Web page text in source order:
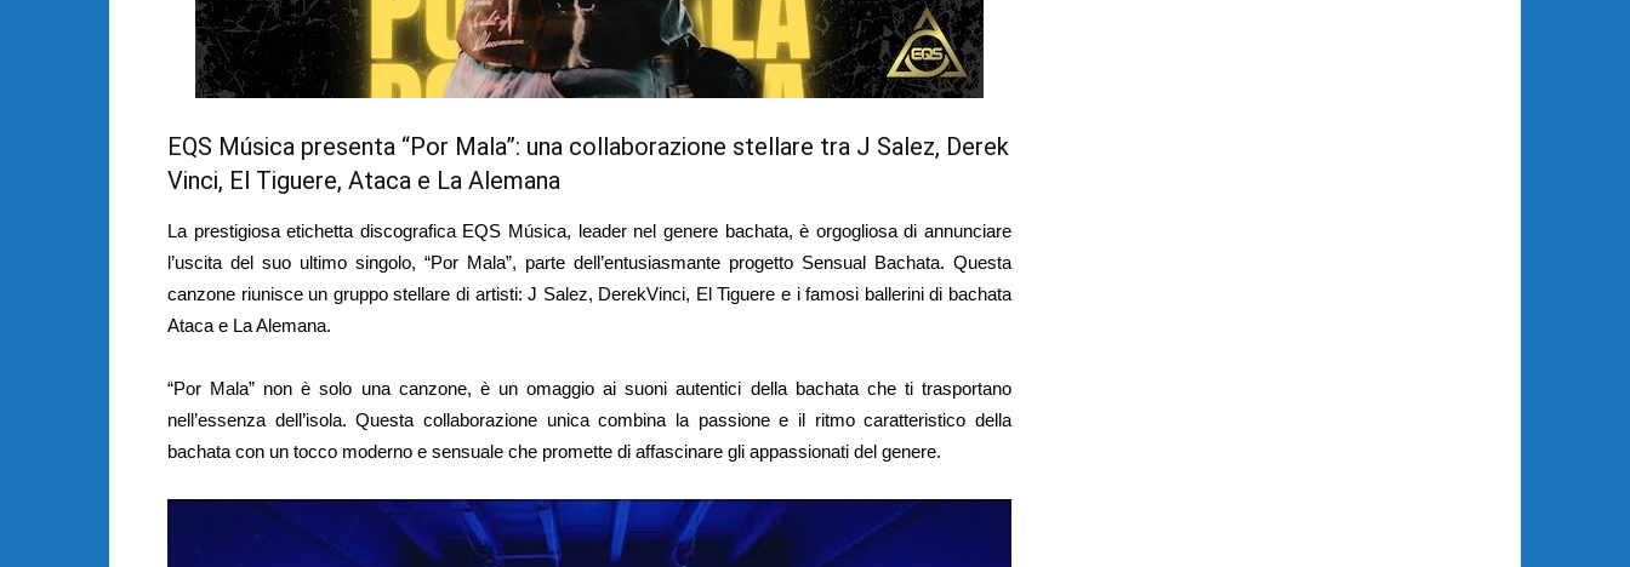
EQS Música presenta “Por Mala”: una collaborazione stellare tra J Salez, Derek
Vinci, El Tiguere, Ataca e La Alemana
La prestigiosa etichetta discografica EQS Música, leader nel genere bachata, è orgogliosa di annunciare
l’uscita del suo ultimo singolo, “Por Mala”, parte dell’entusiasmante progetto Sensual Bachata. Questa
canzone riunisce un gruppo stellare di artisti: J Salez, DerekVinci, El Tiguere e i famosi ballerini di bachata
Ataca e La Alemana.
“Por Mala” non è solo una canzone, è un omaggio ai suoni autentici della bachata che ti trasportano
nell’essenza dell’isola. Questa collaborazione unica combina la passione e il ritmo caratteristico della
bachata con un tocco moderno e sensuale che promette di affascinare gli appassionati del genere.